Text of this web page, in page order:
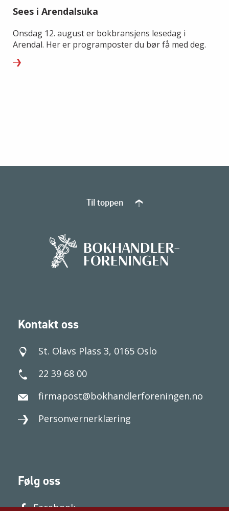
Sees i Arendalsuka
Onsdag 12. august er bokbransjens lesedag i
Arendal. Her er programposter du bør få med deg.
Kontakt oss
St. Olavs Plass 3, 0165 Oslo
22 39 68 00
firmapost@bokhandlerforeningen.no
Personvernerklæring
Følg oss
Facebook
Til toppen